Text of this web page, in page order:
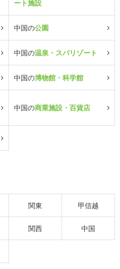
ート施設
中国の公園
中国の温泉・スパリゾート
中国の博物館・科学館
中国の商業施設・百貨店
関東 甲信越
関西 中国